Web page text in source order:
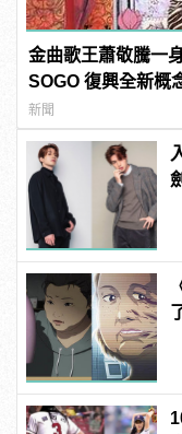
金曲歌王蕭敬騰一
SOGO 復興全新概
新聞